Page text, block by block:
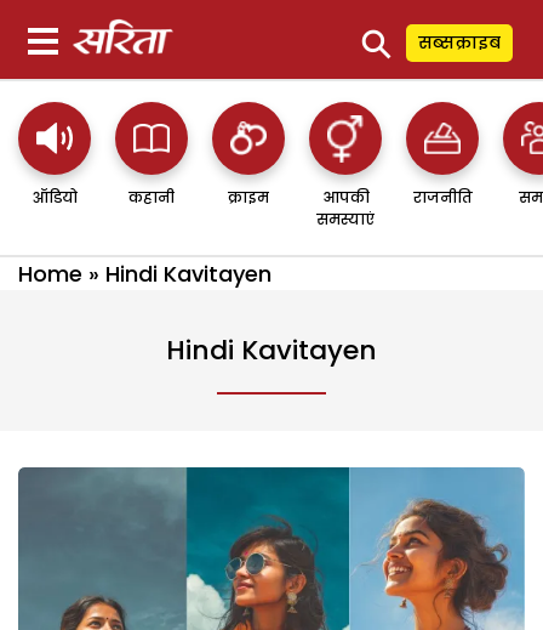
⚲ सब्सक्राइब
ऑडियो कहानी क्राइम
आपकी
समस्याएं
राजनीति
Home » Hindi Kavitayen
Hindi Kavitayen